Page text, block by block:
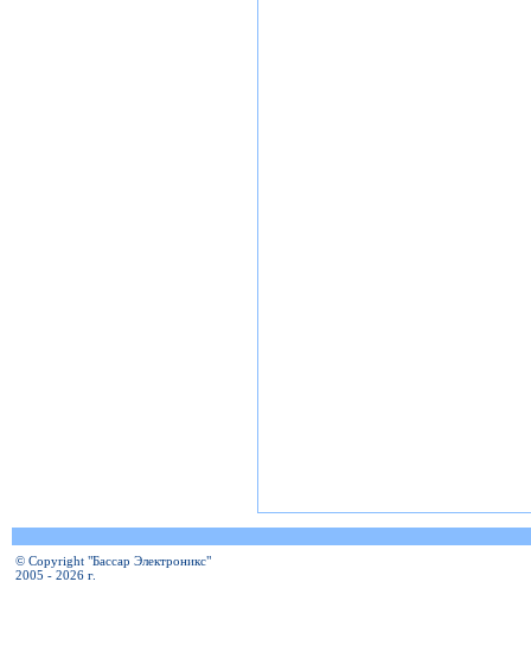
© Copyright "Бассар Электроникс"
2005 - 2026 г.